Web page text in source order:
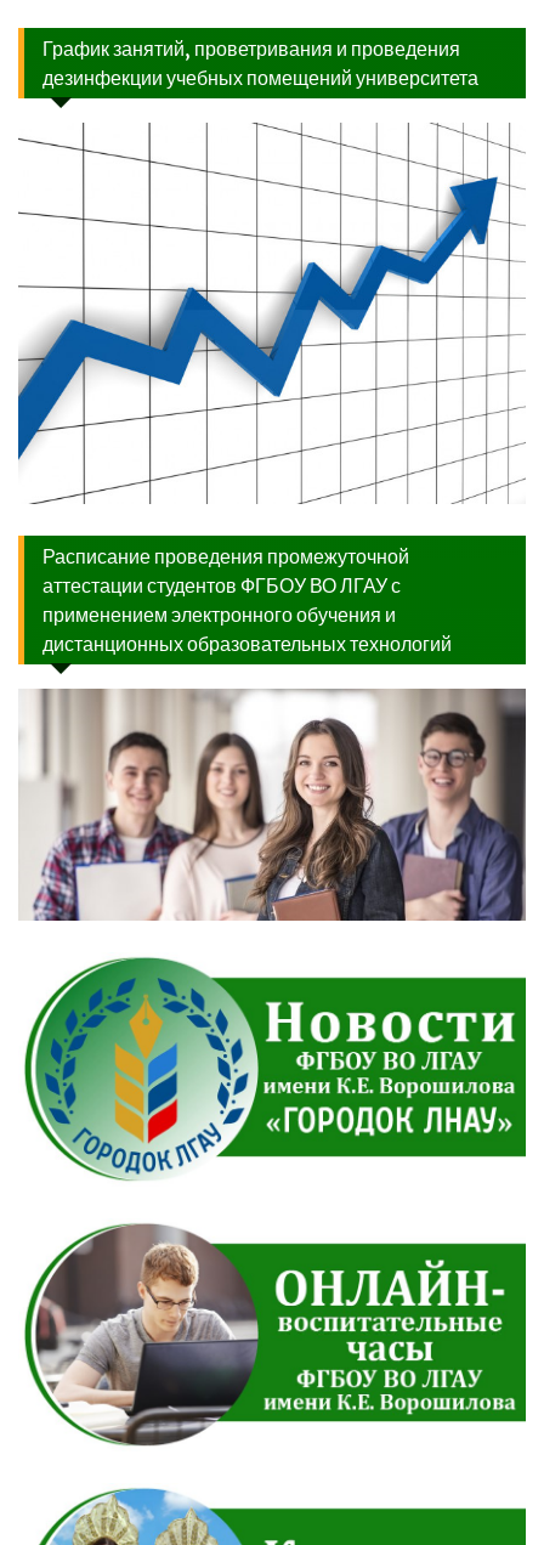
График занятий, проветривания и проведения
дезинфекции учебных помещений университета
Расписание проведения промежуточной
аттестации студентов ФГБОУ ВО ЛГАУ с
применением электронного обучения и
дистанционных образовательных технологий